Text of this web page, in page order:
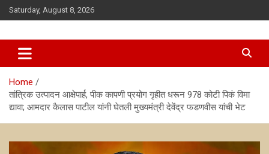
Skip
to
Saturday, August 8, 2026
antarsanwadnews
Home
तांत्रिक उत्पादन आक्षेपार्ह, पीक कापणी प्रयोग गृहीत धरून 978 कोटी पिकं विमा
द्यावा; आमदार कैलास पाटील यांनी घेतली मुख्यमंत्री देवेंद्र फडणवीस यांची भेट